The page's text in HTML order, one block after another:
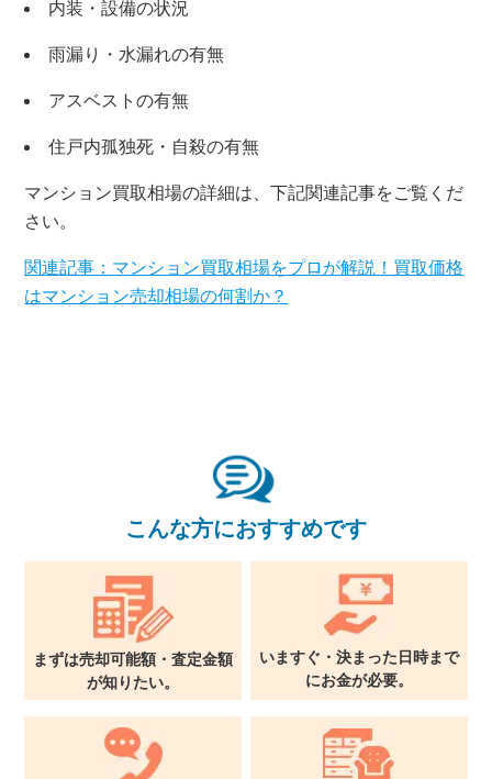
無料査定・売却相談
10時～18時/水曜日定休
東京本社 0120-900-881
関西支社 0120-711-018
内装・設備の状況
雨漏り・水漏れの有無
アスベストの有無
住戸内孤独死・自殺の有無
マンション買取相場の詳細は、下記関連記事をご覧くだ
さい。
関連記事：マンション買取相場をプロが解説！買取価格
はマンション売却相場の何割か？
こんな方におすすめです
まずは売却可能額・査定金額
が知りたい。
いますぐ・決まった日時まで
にお金が必要。